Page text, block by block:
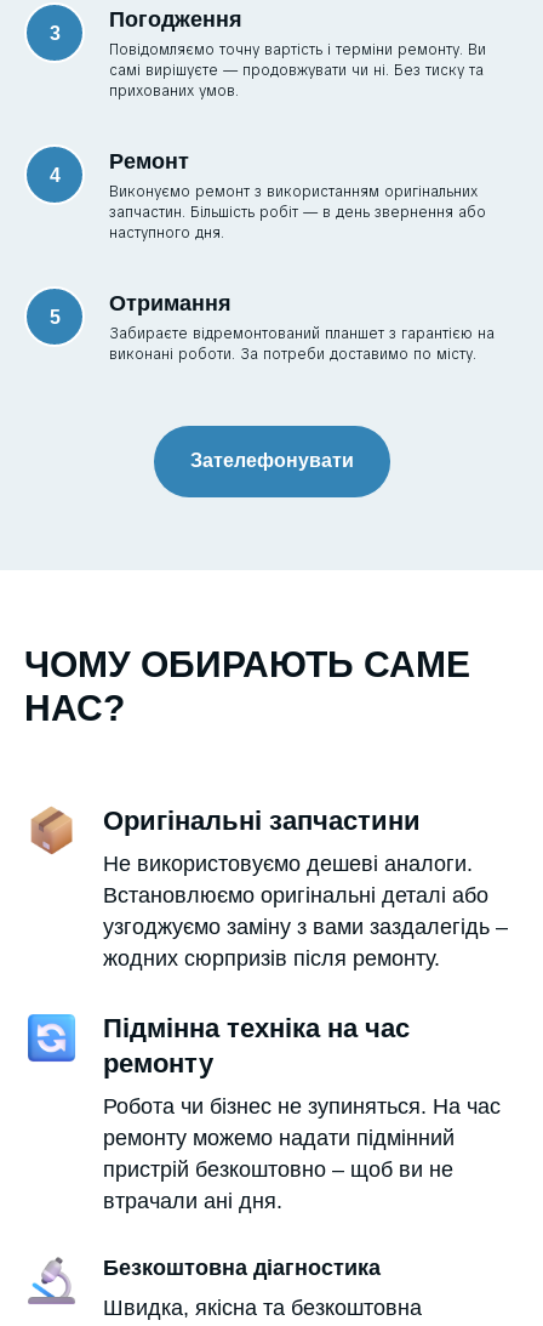
Погодження
Повідомляємо точну вартість і терміни ремонту. Ви
самі вирішуєте — продовжувати чи ні. Без тиску та
прихованих умов.
Ремонт
Виконуємо ремонт з використанням оригінальних
запчастин. Більшість робіт — в день звернення або
наступного дня.
Отримання
Забираєте відремонтований планшет з гарантією на
виконані роботи. За потреби доставимо по місту.
Зателефонувати
ЧОМУ ОБИРАЮТЬ САМЕ
НАС?
Оригінальні запчастини
Не використовуємо дешеві аналоги.
Встановлюємо оригінальні деталі або
узгоджуємо заміну з вами заздалегідь –
жодних сюрпризів після ремонту.
Підмінна техніка на час
ремонту
Робота чи бізнес не зупиняться. На час
ремонту можемо надати підмінний
пристрій безкоштовно – щоб ви не
втрачали ані дня.
Безкоштовна діагностика
Швидка, якісна та безкоштовна